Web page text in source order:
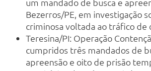
Bezerros/PE, em investigação
criminosa voltada ao tráfico de
Teresina/PI: Operação
cumpridos três mandados de
apreensão e oito de prisão